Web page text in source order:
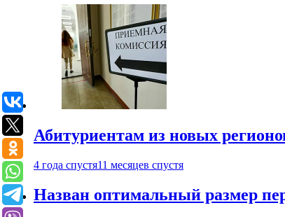
Абитуриентам из новых
4 года спустя11 месяцев спустя
Назван оптимальный размер